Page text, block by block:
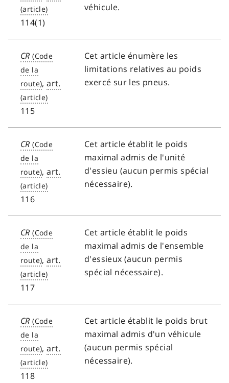
114(1)
véhicule.
CR
,art.
115
Cet article énumère les
limitations relatives au poids
exercé sur les pneus.
CR
,art.
116
Cet article établit le poids
maximal admis de l'unité
d'essieu (aucun permis spécial
nécessaire).
CR
,art.
117
Cet article établit le poids
maximal admis de l'ensemble
d'essieux (aucun permis
spécial nécessaire).
CR
,art.
118
Cet article établit le poids brut
maximal admis d'un véhicule
(aucun permis spécial
nécessaire).